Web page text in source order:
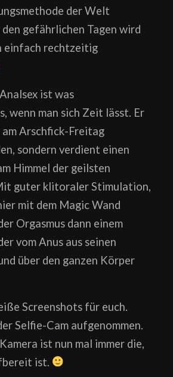
der Welt
gefährlichen Tagen wird
einfach rechtzeitig
ist was
wenn man sich Zeit lässt. Er
Arschfick-Freitag
sondern verdient einen
Himmel der geilsten
guter klitoraler Stimulation,
mit dem Magic Wand
Orgasmus dann einem
vom Anus aus seinen
über den ganzen Körper
Screenshots für euch.
Selfie-Cam aufgenommen.
ist nun mal immer die,
ist.